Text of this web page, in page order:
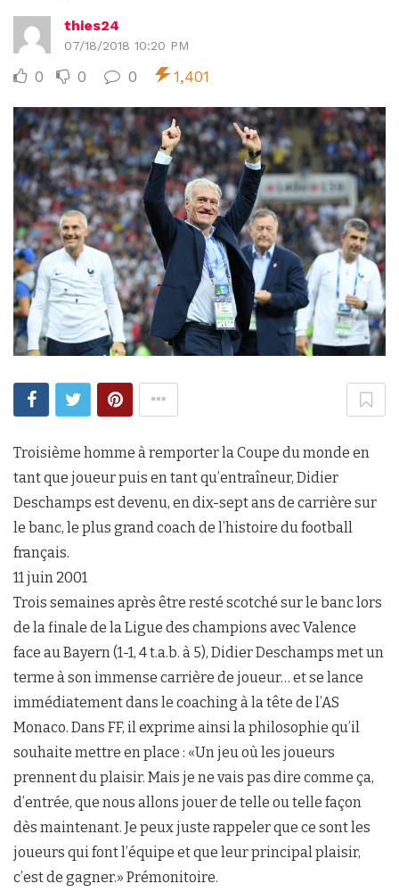
thies24
07/18/2018 10:20 PM
0 0 0 1,401
Troisième homme à remporter la Coupe du monde en
tant que joueur puis en tant qu’entraîneur, Didier
Deschamps est devenu, en dix-sept ans de carrière sur
le banc, le plus grand coach de l’histoire du football
français.
11 juin 2001
Trois semaines après être resté scotché sur le banc lors
de la finale de la Ligue des champions avec Valence
face au Bayern (1-1, 4 t.a.b. à 5), Didier Deschamps met un
terme à son immense carrière de joueur… et se lance
immédiatement dans le coaching à la tête de l’AS
Monaco. Dans FF, il exprime ainsi la philosophie qu’il
souhaite mettre en place : «Un jeu où les joueurs
prennent du plaisir. Mais je ne vais pas dire comme ça,
d’entrée, que nous allons jouer de telle ou telle façon
dès maintenant. Je peux juste rappeler que ce sont les
joueurs qui font l’équipe et que leur principal plaisir,
c’est de gagner.» Prémonitoire.